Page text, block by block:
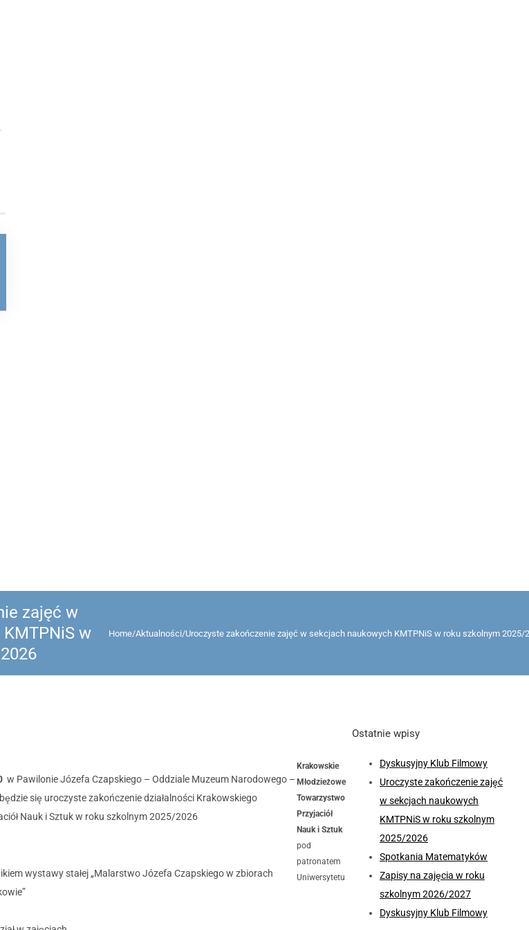
zajęć w
w
Home/Aktualności/Uroczyste zakończenie zajęć w sekcjach naukowych KMTPNiS w roku szkolnym 2025/
w Pawilonie Józefa Czapskiego – Oddziale Muzeum Narodowego –
się uroczyste zakończenie działalności Krakowskiego
Nauk i Sztuk w roku szkolnym 2025/2026
wystawy stałej „Malarstwo Józefa Czapskiego w zbiorach
Ostatnie wpisy
Dyskusyjny Klub Filmowy
Uroczyste zakończenie zajęć
w sekcjach naukowych
KMTPNiS w roku szkolnym
2025/2026
Spotkania Matematyków
Zapisy na zajęcia w roku
szkolnym 2026/2027
Dyskusyjny Klub Filmowy
Krakowskie
Młodzieżowe
Towarzystwo
Przyjaciół
Nauk i Sztuk
pod
patronatem
Uniwersytetu